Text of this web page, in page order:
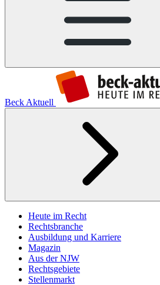
Beck Aktuell
Heute im Recht
Rechtsbranche
Ausbildung und Karriere
Magazin
Aus der NJW
Rechtsgebiete
Stellenmarkt